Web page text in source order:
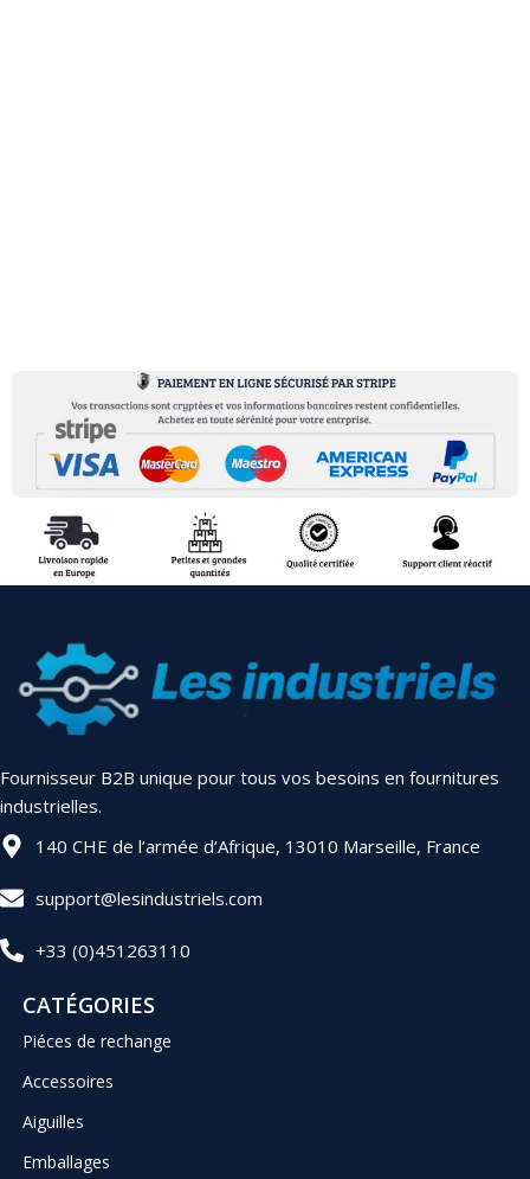
Fournisseur B2B unique pour tous vos besoins en fournitures
industrielles.
140 CHE de l’armée d’Afrique, 13010 Marseille, France
support@lesindustriels.com
+33 (0)451263110
CATÉGORIES
Piéces de rechange
Accessoires
Aiguilles
Emballages